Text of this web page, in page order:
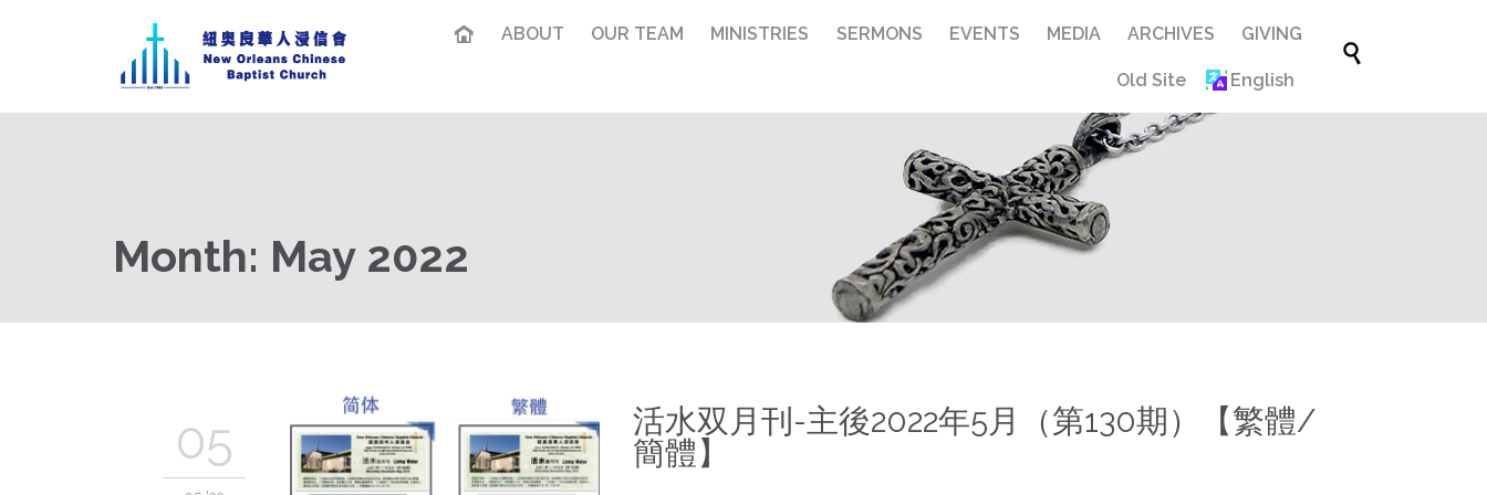
ABOUT OUR TEAM MINISTRIES SERMONS EVENTS MEDIA ARCHIVES GIVING
Old Site English

Month: May 2022
05
活水双月刊-主後2022年5月（第130期）【繁體/
簡體】